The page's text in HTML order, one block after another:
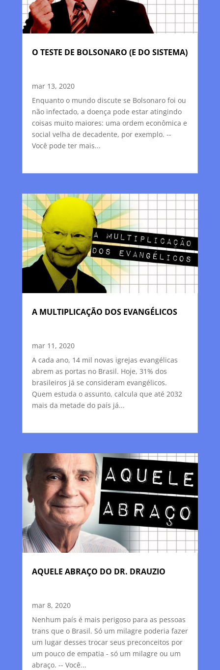
O TESTE DE BOLSONARO (E DO SISTEMA)
mar 13, 2020
Enquanto o mundo discute se Bolsonaro foi ou
não infectado, a doença pode estar atingindo
coisas muito maiores: uma ordem econômica e
social velha de decadente, por exemplo. --
Você pode ter mais...
A MULTIPLICAÇÃO DOS EVANGÉLICOS
mar 11, 2020
A cada ano, 14 mil novas igrejas evangélicas
abrem as portas no Brasil. Hoje, 31% dos
brasileiros já se consideram evangélicos.
Quem estuda o assunto, calcula que até 2032
mais da metade do país já...
AQUELE ABRAÇO DO DR. DRAUZIO
mar 8, 2020
Nenhum país é mais perigoso para as pessoas
trans que o Brasil. Só um milagre poderia fazer
um lugar desses trocar seus preconceitos por
um pouco de empatia - só um milagre ou um
abraço. -- Você...